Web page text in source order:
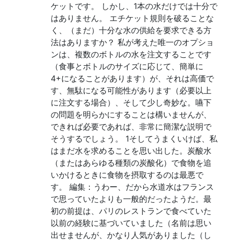
ケットです。 しかし、1本の水だけでは十分で
はありません。 エチケット規則を破ることな
く、（まだ）十分な水の供給を要求できる方
法はありますか？ 私が考えた唯一のオプショ
ンは、複数のボトルの水を注文することです
（食事とボトルのサイズに応じて、簡単に
4+になることがあります）が、それは高価で
す、無駄になる可能性があります（必要以上
に注文する場合）、そして少し奇妙な。嚥下
の問題を明らかにすることは構いませんが、
できれば必要であれば、非常に簡潔な説明で
そうするでしょう。 1そしてうまくいけば、私
はまだ水を求めることを思い出した。炭酸水
（またはあらゆる種類の炭酸化）で食物を追
いかけるときに食物を摂取するのは最悪で
す。 編集：うわー、だから水道水はフランス
で思っていたよりも一般的だったようだ。最
初の前提は、パリのレストランで食べていた
以前の経験に基づいていました（名前は思い
出せませんが、かなり人気がありました（し